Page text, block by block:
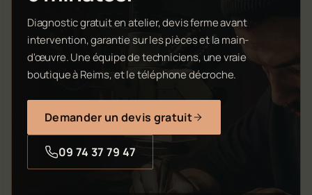
Diagnostic gratuit en atelier, devis ferme avant
intervention, garantie sur les pièces et la main-
d'œuvre. Une équipe de techniciens, une vraie
boutique à Reims, et le téléphone décroche.
Demander un devis gratuit
09 74 37 79 47